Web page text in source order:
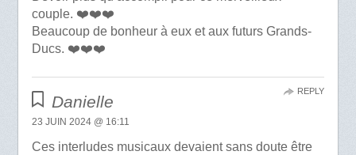
couple. ❤️❤️❤️
Beaucoup de bonheur à eux et aux futurs Grands-
Ducs. ❤️❤️❤️
Danielle
23 JUIN 2024 @ 16:11
Ces interludes musicaux devaient sans doute être
REPLY